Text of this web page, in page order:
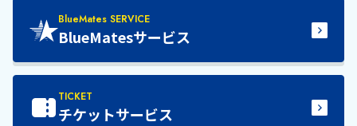
BlueMates SERVICE
BlueMatesサービス
TICKET
チケットサービス